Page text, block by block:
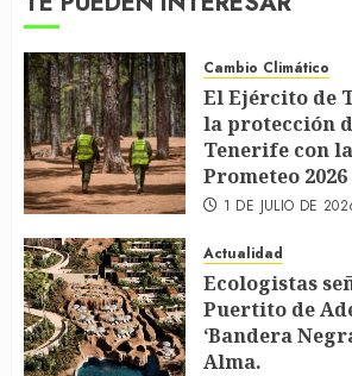
Cambio Climático
El Ejército de
la protección
Tenerife con
Prometeo 2026
1 DE JULIO DE
Actualidad
Ecologistas
Puertito de
‘Bandera
Alma.